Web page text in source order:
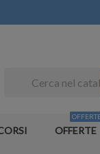
OFFERTE
OFFERTE